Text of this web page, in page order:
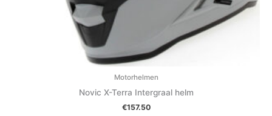
Motorhelmen
Novic X-Terra Intergraal helm
€157.50